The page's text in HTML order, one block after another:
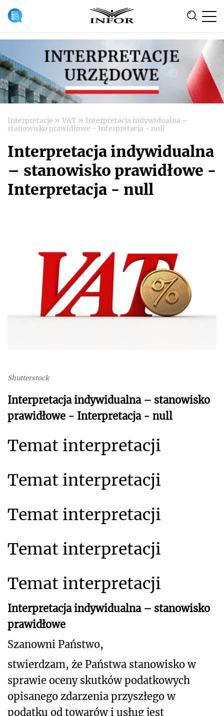
Anuluj
Interpretacje » VAT » Interpretacja indywidualna –
stanowisko prawidłowe - Interpretacja - null
Interpretacja indywidualna
– stanowisko prawidłowe -
Interpretacja - null
Shutterstock
Interpretacja indywidualna – stanowisko
prawidłowe - Interpretacja - null
Temat interpretacji
Temat interpretacji
Temat interpretacji
Temat interpretacji
Temat interpretacji
Interpretacja indywidualna – stanowisko
prawidłowe
Szanowni Państwo,
stwierdzam, że Państwa stanowisko w
sprawie oceny skutków podatkowych
opisanego zdarzenia przyszłegow
podatku od towarów i usług jest